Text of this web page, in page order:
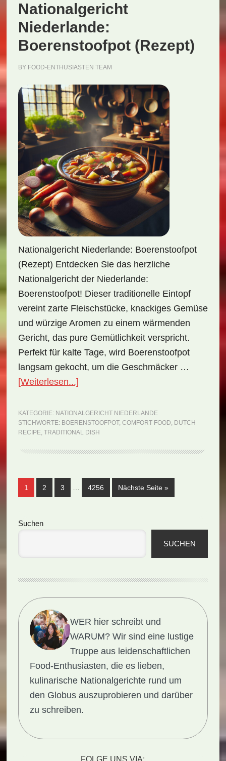
Nationalgericht
Niederlande:
Boerenstoofpot (Rezept)
BY FOOD-ENTHUSIASTEN TEAM
Nationalgericht Niederlande: Boerenstoofpot
(Rezept) Entdecken Sie das herzliche
Nationalgericht der Niederlande:
Boerenstoofpot! Dieser traditionelle Eintopf
vereint zarte Fleischstücke, knackiges Gemüse
und würzige Aromen zu einem wärmenden
Gericht, das pure Gemütlichkeit verspricht.
Perfekt für kalte Tage, wird Boerenstoofpot
langsam gekocht, um die Geschmäcker …
[Weiterlesen...]ÜberNationalgericht
Boerenstoofpot
(Rezept)
KATEGORIE: NATIONALGERICHT NIEDERLANDE
STICHWORTE: BOERENSTOOFPOT, COMFORT FOOD, DUTCH
RECIPE, TRADITIONAL DISH
Seite
1 Seite
2 Seite
3 Seite
4256 Nächste Seite aufrufen
»
Seitenspalte
Suchen
SUCHEN
WER hier schreibt und
WARUM? Wir sind eine lustige
Truppe aus leidenschaftlichen
Food-Enthusiasten, die es lieben,
kulinarische Nationalgerichte rund um
den Globus auszuprobieren und darüber
zu schreiben.
FOLGE UNS VIA: